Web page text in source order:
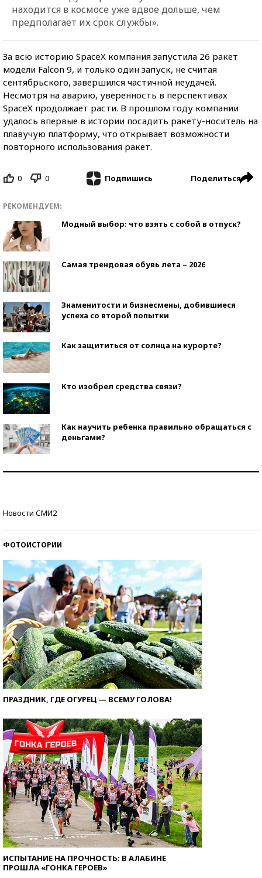
находится в космосе уже вдвое дольше, чем
предполагает их срок службы».
За всю историю SpaceX компания запустила 26 ракет
модели Falcon 9, и только один запуск, не считая
сентябрьского, завершился частичной неудачей.
Несмотря на аварию, уверенность в перспективах
SpaceX продолжает расти. В прошлом году компании
удалось впервые в истории посадить ракету-носитель на
плавучую платформу, что открывает возможности
повторного использования ракет.
0 0 Подпишись Поделиться
РЕКОМЕНДУЕМ:
Модный выбор: что взять с собой в отпуск?
Самая трендовая обувь лета – 2026
Знаменитости и бизнесмены, добившиеся
успеха со второй попытки
Как защититься от солнца на курорте?
Кто изобрел средства связи?
Как научить ребенка правильно обращаться с
деньгами?
Новости СМИ2
ФОТОИСТОРИИ
ПРАЗДНИК, ГДЕ ОГУРЕЦ — ВСЕМУ ГОЛОВА!
ИСПЫТАНИЕ НА ПРОЧНОСТЬ: В АЛАБИНЕ
ПРОШЛА «ГОНКА ГЕРОЕВ»